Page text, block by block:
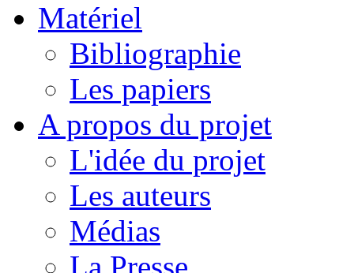
Matériel
Bibliographie
Les papiers
A propos du projet
L'idée du projet
Les auteurs
Médias